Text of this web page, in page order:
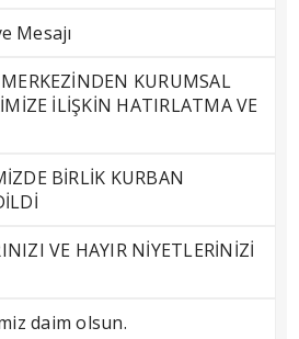
Mesajı
KURUMSAL
İLİŞKİN HATIRLATMA VE
BİRLİK KURBAN
VE HAYIR NİYETLERİNİZİ
daim olsun.